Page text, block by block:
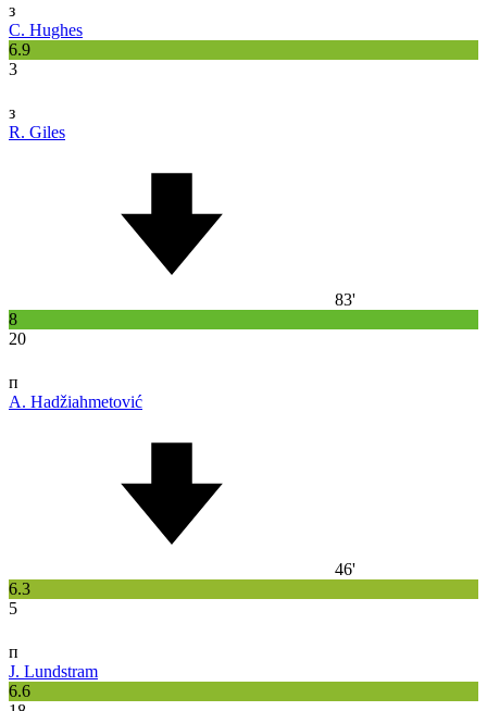
з
C. Hughes
6.9
3
з
R. Giles
83'
8
20
п
A. Hadžiahmetović
46'
6.3
5
п
J. Lundstram
6.6